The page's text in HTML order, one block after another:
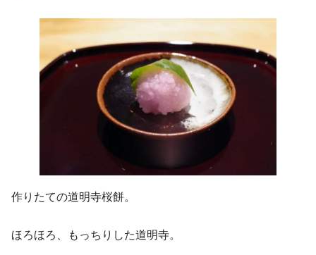
作りたての道明寺桜餅。
ほろほろ、もっちりした道明寺。